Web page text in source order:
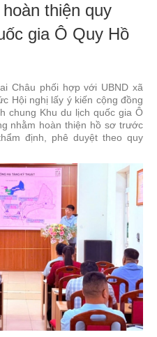
thiện quy
gia Ô Quy Hồ
Châu phối hợp với UBND xã
Hội nghị lấy ý kiến cộng đồng
chung Khu du lịch quốc gia Ô
nhằm hoàn thiện hồ sơ trước
định, phê duyệt theo quy